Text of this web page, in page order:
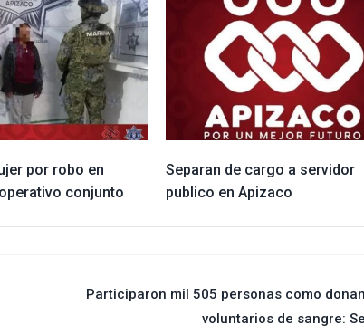
por robo en
conjunto
Separan de cargo a servidor
publico en Apizaco
Participaron mil 505 personas como
voluntarios de sangre: